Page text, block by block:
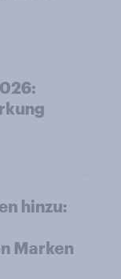
hinzu:
Marken